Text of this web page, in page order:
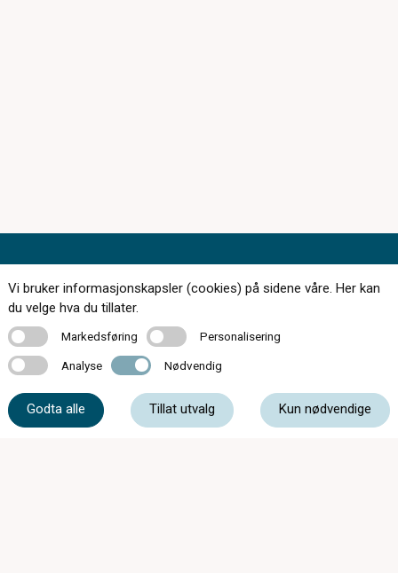
174 butikker over hele landet
Kontakt oss
Om c)optikk
Bli en del av c)optikk!
Vi bruker informasjonskapsler (cookies) på sidene våre. Her kan
du velge hva du tillater.
MarkedsføringMarkedsføring PersonaliseringPersonalisering
Analyse Analyse Nødvendig Nødvendig
Godta alle Tillat utvalg Kun nødvendige